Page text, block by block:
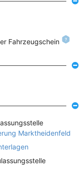
Fahrzeugschein
Marktheidenfeld